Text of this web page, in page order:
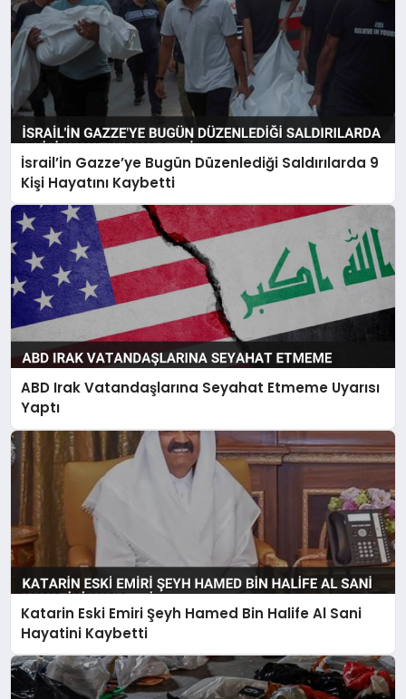
İsrail’in Gazze’ye Bugün Düzenlediği Saldırılarda 9
Kişi Hayatını Kaybetti
ABD Irak Vatandaşlarına Seyahat Etmeme Uyarısı
Yaptı
Katarin Eski Emiri Şeyh Hamed Bin Halife Al Sani
Hayatini Kaybetti